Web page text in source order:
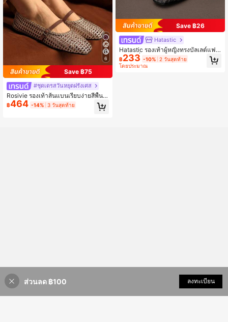
6
Save ฿75
#ชุดเดรสวันหยุดฝรั่งเศส
Rosivie รองเท้าส้นแบนเรียบง่ายสีพื้นก
ลวงสำหรับผู้หญิงใส่ลำลองได้หลากหลา
ยโอกาส
฿464 -14% 3 วันสุดท้าย
Save ฿26
Hatastic
Hatastic รองเท้าผู้หญิงทรงบัลเลต์แฟล
ตหัวเหลี่ยม แต่งดอกกุหลาบ ลูกไม้และ
ตาข่าย สไตล์หรูหราสำหรับฤดูใบไม้ร่ว
฿233 -10% 2 วันสุดท้าย
โดยประมาณ
ส่วนลด ฿100 ลงทะเบียน